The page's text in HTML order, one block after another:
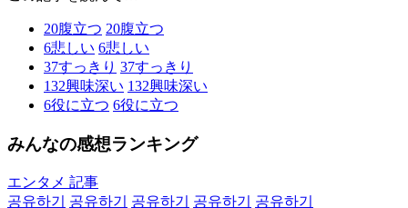
20腹立つ 20腹立つ
6悲しい 6悲しい
37すっきり 37すっきり
132興味深い 132興味深い
6役に立つ 6役に立つ
みんなの感想ランキング
エンタメ 記事
공유하기
공유하기 공유하기 공유하기
공유하기